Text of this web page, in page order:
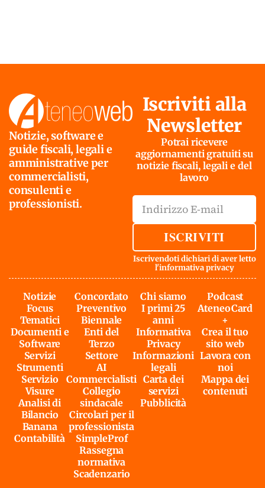
Notizie, software e
guide fiscali, legali e
amministrative per
commercialisti,
consulenti e
professionisti.
Iscriviti alla
Newsletter
Potrai ricevere
aggiornamenti gratuiti su
notizie fiscali, legali e del
lavoro
ISCRIVITI
Iscrivendoti dichiari di aver letto
l'informativa privacy
Notizie
Focus
Tematici
Documenti e
Software
Servizi
Strumenti
Servizio
Visure
Analisi di
Bilancio
Banana
Contabilità
Concordato
Preventivo
Biennale
Enti del
Terzo
Settore
AI
Commercialisti
Collegio
sindacale
Circolari per il
professionista
SimpleProf
Rassegna
normativa
Scadenzario
Chi siamo
I primi 25
anni
Informativa
Privacy
Informazioni
legali
Carta dei
servizi
Pubblicità
Podcast
AteneoCard
+
Crea il tuo
sito web
Lavora con
noi
Mappa dei
contenuti